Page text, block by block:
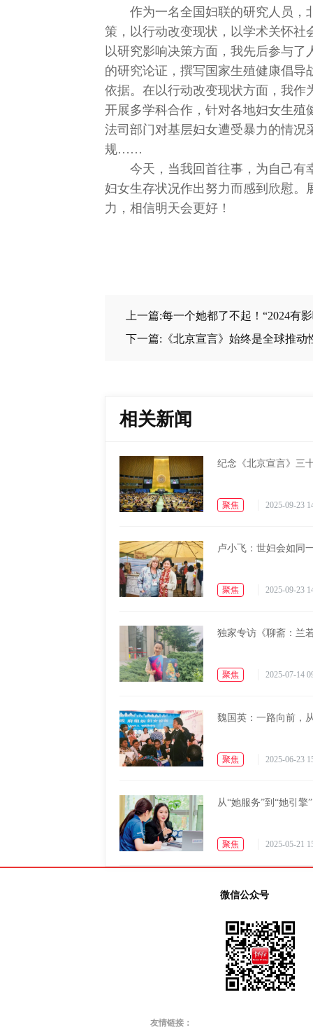
作为一名全国妇联的研究人员，
策，以行动改变现状，以学术关怀
以研究影响决策方面，我先后参与
的研究论证，撰写国家生殖健康倡
依据。在以行动改变现状方面，我作
开展多学科合作，针对各地妇女生
法司部门对基层妇女遭受暴力的情
规……
今天，当我回首往事，为自己有
妇女生存状况作出努力而感到欣慰
力，相信明天会更好！
上一篇:每一个她都了不起！“2024有
下一篇:《北京宣言》始终是全球推动
相关新闻
纪念《北京宣言》三
聚焦 2025-09-23
卢小飞：世妇会如同
聚焦 2025-09-23
独家专访《聊斋：兰
聚焦 2025-07-14
魏国英：一路向前，
聚焦 2025-06-23
从“她服务”到“她引擎”
聚焦 2025-05-21
微信公众号
友情链接：